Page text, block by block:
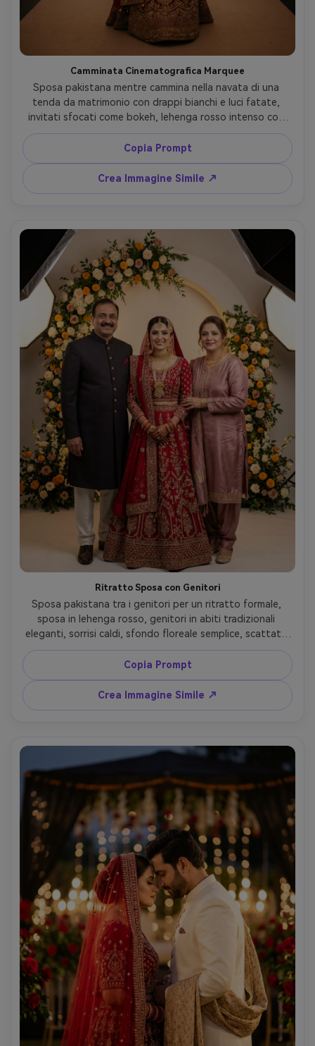
Camminata Cinematografica Marquee
Sposa pakistana mentre cammina nella navata di una
tenda da matrimonio con drappi bianchi e luci fatate,
invitati sfocati come bokeh, lehenga rosso intenso con
ricamo oro, espressione sicura e composta, scattata con
Sony A7IV, 35mm f/1.4, ampiezza cinematografica, leggero
haze, alta gamma dinamica, still wedding fotorealistico --
ar 4:5
Copia Prompt
Crea Immagine Simile ↗
Ritratto Sposa con Genitori
Sposa pakistana tra i genitori per un ritratto formale,
sposa in lehenga rosso, genitori in abiti tradizionali
eleganti, sorrisi caldi, sfondo floreale semplice, scattata
con Canon R5, 50mm f/2, luce studio con softbox,
composizione simmetrica, ritratto gruppo fotorealistico,
incarnati naturali, luce soft cinematografica --ar 4:5
Copia Prompt
Crea Immagine Simile ↗